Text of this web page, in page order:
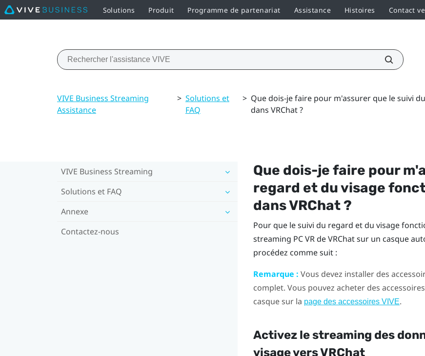
Solutions Produit Programme de partenariat Assistance Histoires Contact
VIVE Business Streaming
Assistance
> Solutions et
FAQ
> Que dois-je faire pour m'assurer que le suivi
dans VRChat ?
VIVE Business Streaming
Solutions et FAQ
Annexe
Contactez-nous
Que dois-je faire pour
regard et du visage
dansVRChat?
Pour que le suivi du regard et du visage
streaming PC VR deVRChatsur un casque
procédez comme suit :
Remarque : Vous devez installer des
complet. Vous pouvez acheter des
casque sur la page des accessoires VIVE.
Activez le streaming des
visage versVRChat